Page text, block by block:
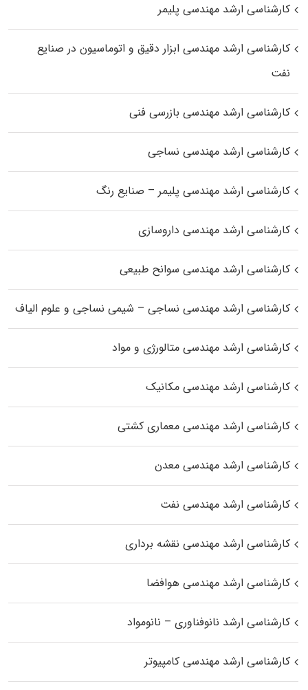
کارشناسی ارشد مهندسی پلیمر
کارشناسی ارشد مهندسی ابزار دقیق و اتوماسیون در صنایع
نفت
کارشناسی ارشد مهندسی بازرسی فنی
کارشناسی ارشد مهندسی نساجی
کارشناسی ارشد مهندسی پلیمر – صنایع رنگ
کارشناسی ارشد مهندسی داروسازی
کارشناسی ارشد مهندسی سوانح طبیعی
کارشناسی ارشد مهندسی نساجی – شیمی نساجی و علوم الیاف
کارشناسی ارشد مهندسی متالورژی و مواد
کارشناسی ارشد مهندسی مکانیک
کارشناسی ارشد مهندسی معماری کشتی
کارشناسی ارشد مهندسی معدن
کارشناسی ارشد مهندسی نفت
کارشناسی ارشد مهندسی نقشه برداری
کارشناسی ارشد مهندسی هوافضا
کارشناسی ارشد نانوفناوری – نانومواد
کارشناسی ارشد مهندسی کامپیوتر